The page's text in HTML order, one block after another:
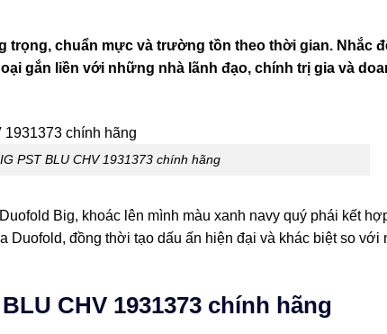
chuẩn mực và trường tồn theo thời gian. Nhắc
gắn liền với những nhà lãnh đạo, chính trị gia và
PST BLU CHV 1931373 chính hãng
Big, khoác lên mình màu xanh navy quý phái kết
Duofold, đồng thời tạo dấu ấn hiện đại và khác biệt so với
CHV 1931373 chính hãng